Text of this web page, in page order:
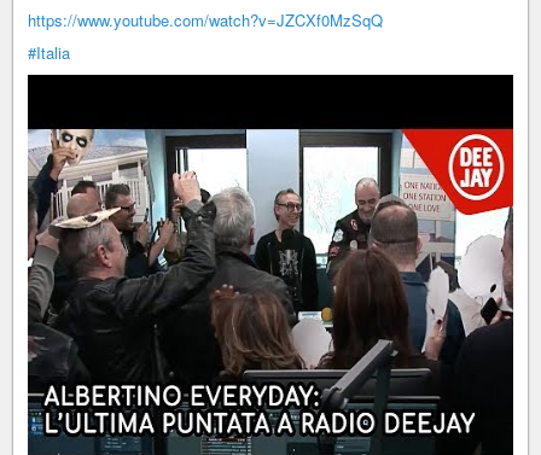
https://www.youtube.com/watch?v=JZCXf0MzSqQ
#Italia